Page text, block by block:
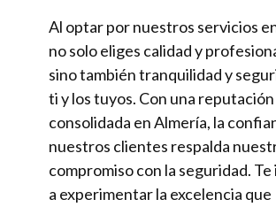
Al optar por nuestros servicios
no solo eliges calidad y
sino también tranquilidad y
ti y los tuyos. Con una reputación
consolidada en Almería, la
nuestros clientes respalda
compromiso con la seguridad.
a experimentar la excelencia que